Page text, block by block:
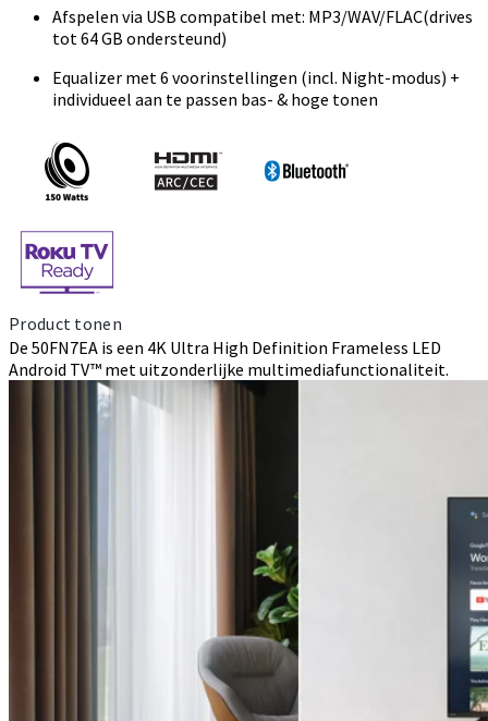
Afspelen via USB compatibel met: MP3/WAV/FLAC(drives
tot 64 GB ondersteund)
Equalizer met 6 voorinstellingen (incl. Night-modus) +
individueel aan te passen bas- & hoge tonen
Product tonen
De 50FN7EA is een 4K Ultra High Definition Frameless LED
Android TV™ met uitzonderlijke multimediafunctionaliteit.